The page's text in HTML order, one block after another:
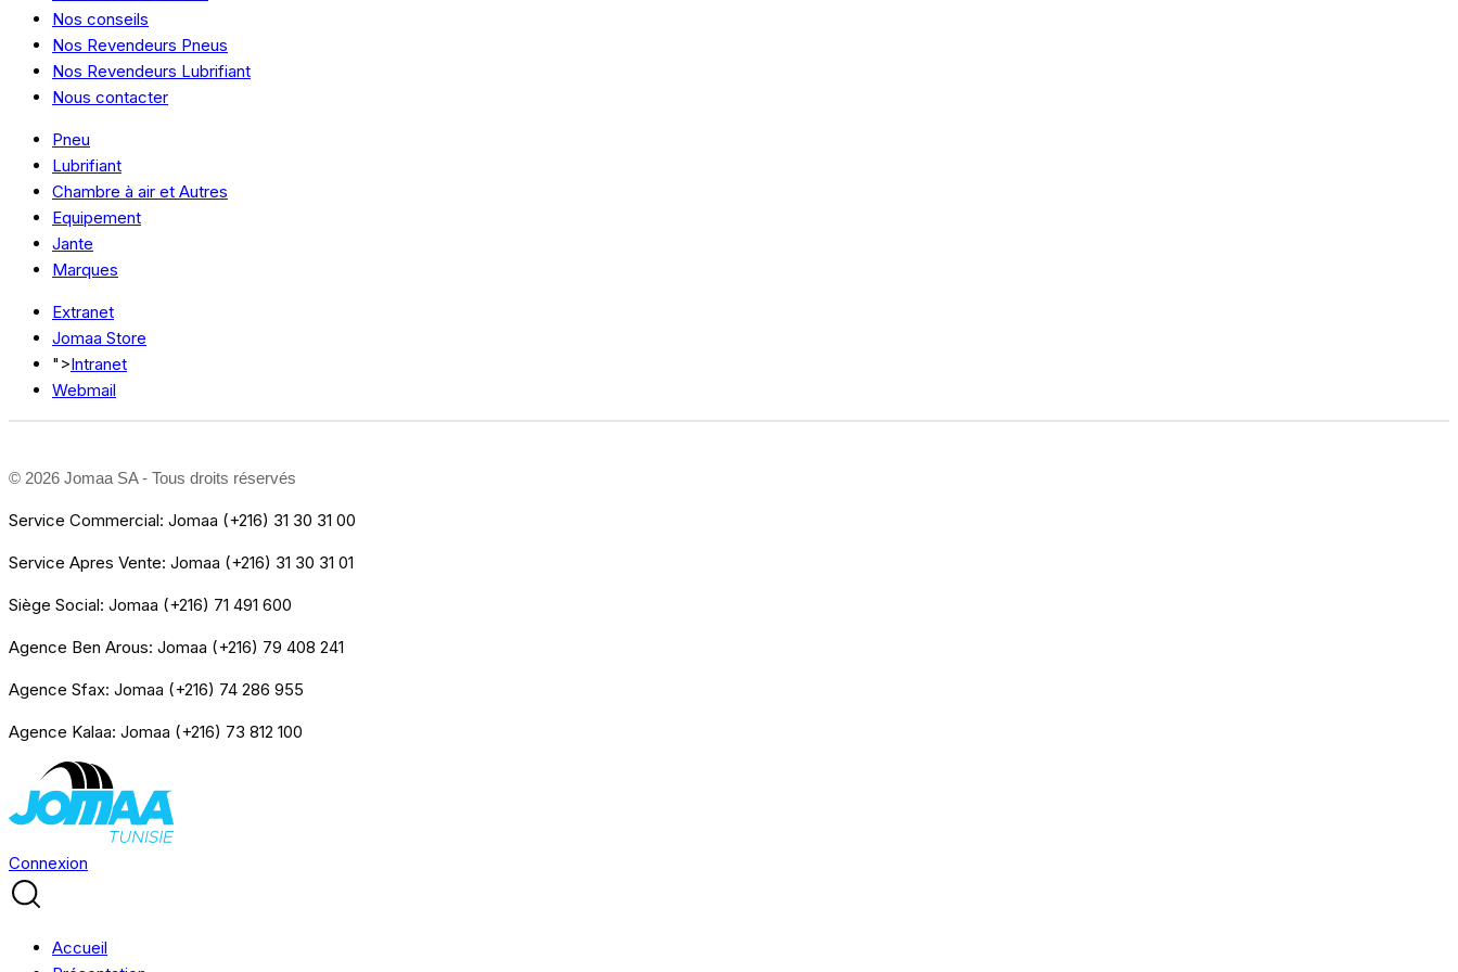
Nos conseils
Nos Revendeurs Pneus
Nos Revendeurs Lubrifiant
Nous contacter
Pneu
Lubrifiant
Chambre à air et Autres
Equipement
Jante
Marques
Extranet
Jomaa Store
">Intranet
Webmail
© 2026 Jomaa SA - Tous droits réservés
Service Commercial: Jomaa (+216) 31 30 31 00
Service Apres Vente: Jomaa (+216) 31 30 31 01
Siège Social: Jomaa (+216) 71 491 600
Agence Ben Arous: Jomaa (+216) 79 408 241
Agence Sfax: Jomaa (+216) 74 286 955
Agence Kalaa: Jomaa (+216) 73 812 100
Connexion
Accueil